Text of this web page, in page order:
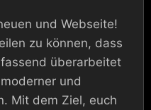
und Webseite!
zu können, dass
überarbeitet
und
Mit dem Ziel, euch